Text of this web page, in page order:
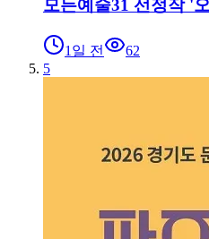
모든예술31 선정작 '
1일 전
62
5